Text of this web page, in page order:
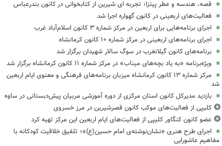
قصه، هندسه و عطر پیتزا؛ تجربه ای شیرین از کتابخوانی در کانون بندرعباس
فعالیت‌های اربعینی در کانون گهواره اجرا شد
اجرای برنامه‌هایی برای اربعین در مرکز شماره ۳ کانون اسلام‌آباد غرب
اجرای برنامه‌های اربعینی در مرکز شماره ۱۰ کانون کرمانشاه
برنامه‌های کانون گیلانغرب در سوگ سالار شهیدان برگزار شد
ویژه‌برنامه «به یاد بچه‌های میناب» در مرکز شماره ۱۱ کانون کرمانشاه برگزار شد
مرکز شماره ۱۳ کانون کرمانشاه میزبان برنامه‌های فرهنگی و معنوی ایام اربعین
شد
بازدید مدیرکل کانون استان مرکزی از دوره آموزشی مربیان پیش‌دبستانی در ساوه
کلیپی از فعالیت‌های موکب کانون قصرشیرین در مرز خسروی
عضو کانون کنگاور کلیپی از فعالیت‌های ایام اربعین این مرکز تهیه کرد
اجرای طرح هنری «نشان‌نوشته‌ی امام حسین(ع)»؛ تلفیق خلاقیت کودکانه با
مفاهیم عاشورایی